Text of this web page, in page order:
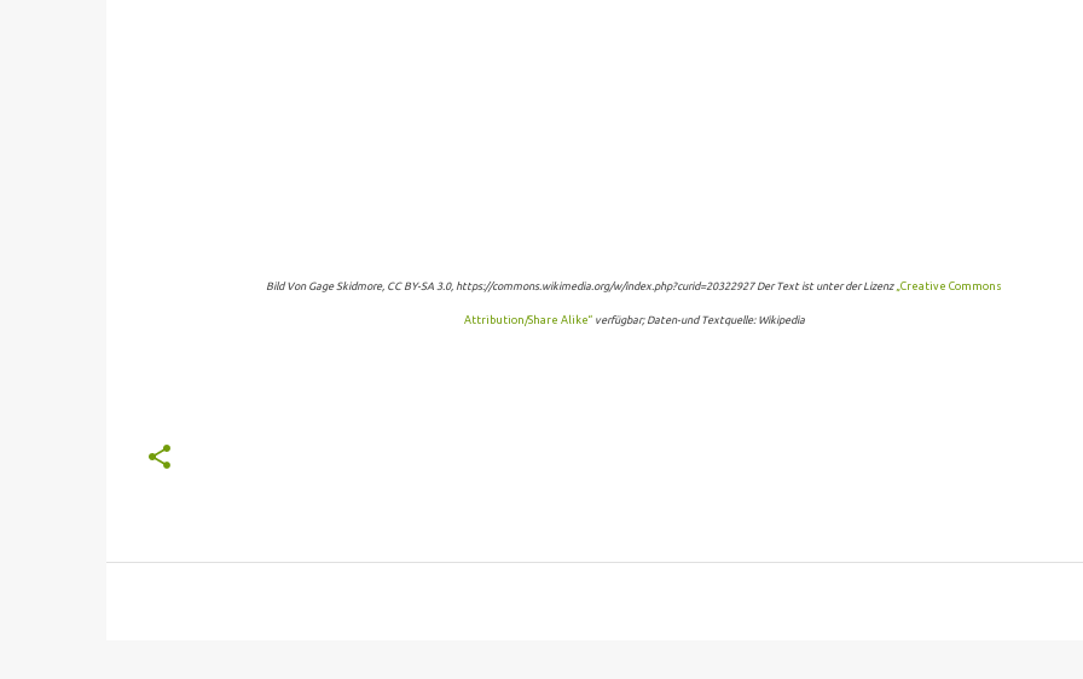
Bild Von Gage Skidmore, CC BY-SA 3.0, https://commons.wikimedia.org/w/index.php?curid=20322927 Der Text ist unter der Lizenz „Creative Commons
Attribution/Share Alike“verfügbar; Daten-und Textquelle: Wikipedia